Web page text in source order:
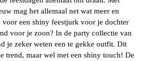
mag het allemaal net wat meer en
een shiny feestjurk voor je dochter
voor je zoon? In de party collectie van
je zeker weten een te gekke outfit. Dit
trend, maar wel met een shiny touch! De